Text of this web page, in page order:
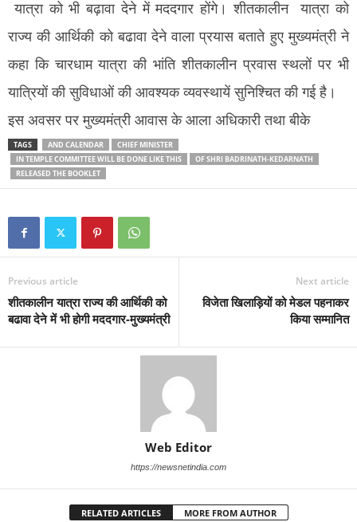
यात्रा को भी बढ़ावा देने में मददगार होंगे। शीतकालीन यात्रा को
राज्य की आर्थिकी को बढावा देने वाला प्रयास बताते हुए मुख्यमंत्री ने
कहा कि चारधाम यात्रा की भांति शीतकालीन प्रवास स्थलों पर भी
यात्रियों की सुविधाओं की आवश्यक व्यवस्थायें सुनिश्चित की गई है।
इस अवसर पर मुख्यमंत्री आवास के आला अधिकारी तथा बीके
TAGS AND CALENDAR
CHIEF MINISTER
IN TEMPLE COMMITTEE WILL BE DONE LIKE THIS
OF SHRI BADRINATH-KEDARNATH
RELEASED THE BOOKLET
Previous article
शीतकालीन यात्रा राज्य की आर्थिकी को
बढावा देने में भी होगी मददगार-मुख्यमंत्री
Next article
विजेता खिलाड़ियों को मेडल पहनाकर
किया सम्मानित
Web Editor
https://newsnetindia.com
RELATED ARTICLES MORE FROM AUTHOR